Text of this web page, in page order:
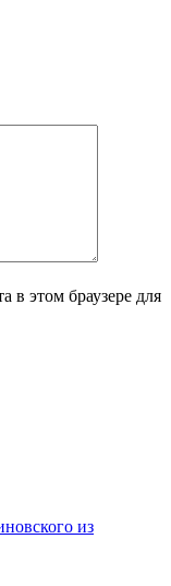
в этом браузере для
из